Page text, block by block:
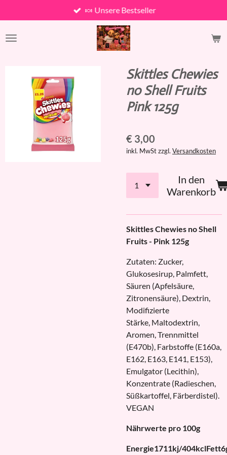
Hauptinhalt
springen
🍬 Unsere Bestseller
Skittles Chewies
no Shell Fruits
Pink 125g
€ 3,00
inkl. MwSt zzgl. Versandkosten
In den
Warenkorb
Skittles Chewies no Shell
Fruits - Pink 125g
Zutaten: Zucker,
Glukosesirup, Palmfett,
Säuren (Apfelsäure,
Zitronensäure), Dextrin,
Modifizierte
Stärke, Maltodextrin,
Aromen, Trennmittel
(E470b), Farbstoffe (E160a,
E162, E163, E141, E153),
Emulgator (Lecithin),
Konzentrate (Radieschen,
Süßkartoffel, Färberdistel).
VEGAN
Nährwerte pro 100g
Energie1711kj/404kclFett